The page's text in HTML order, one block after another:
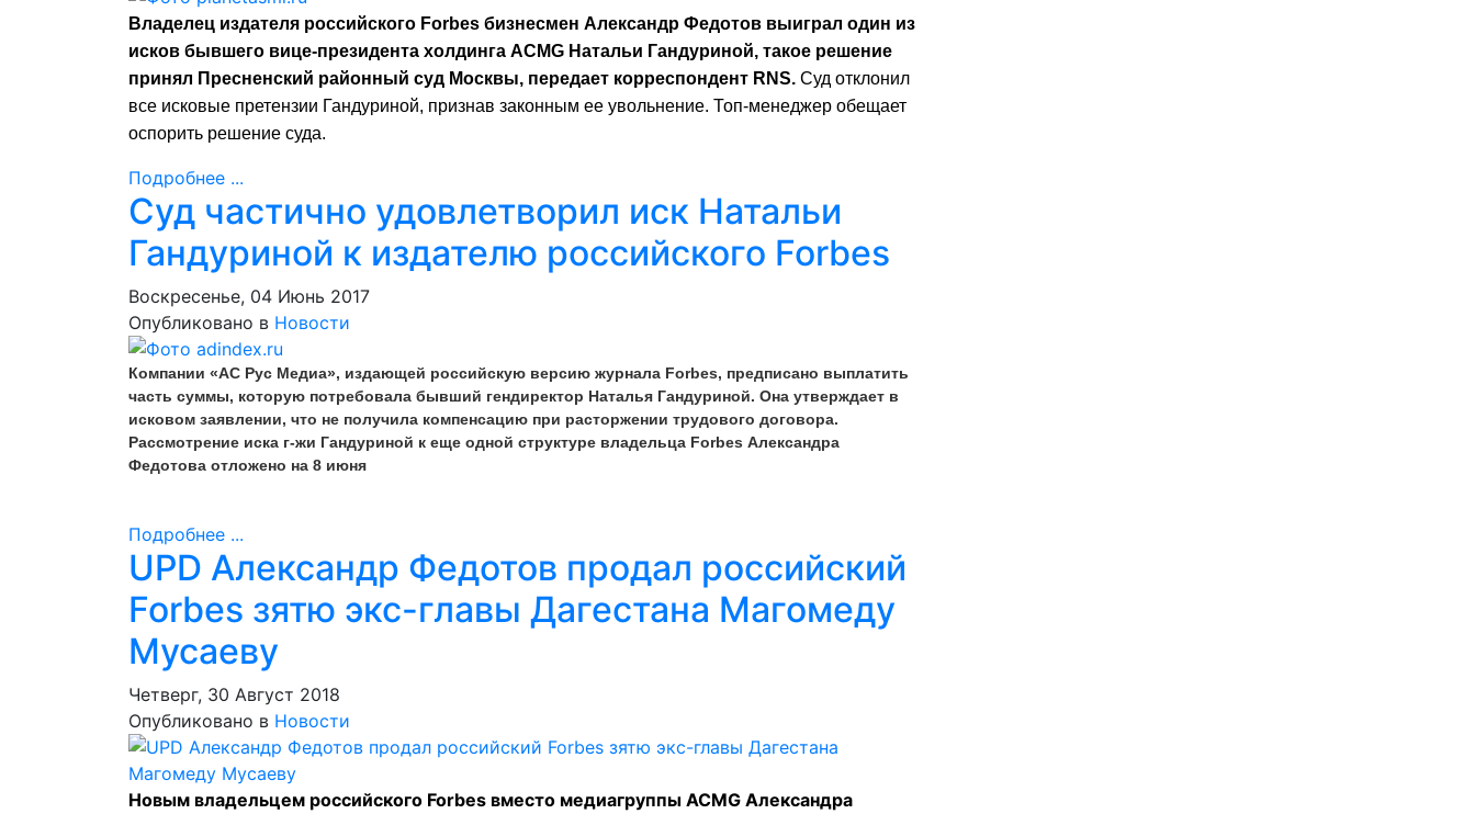
Владелец издателя российского Forbes бизнесмен Александр Федотов выиграл один из
исков бывшего вице-президента холдинга ACMG Натальи Гандуриной, такое решение
принял Пресненский районный суд Москвы, передает корреспондент RNS. Суд отклонил
все исковые претензии Гандуриной, признав законным ее увольнение. Топ-менеджер обещает
оспорить решение суда.
Подробнее ...
Суд частично удовлетворил иск Натальи
Гандуриной к издателю российского Forbes
Воскресенье, 04 Июнь 2017
Опубликовано в Новости
Компании «АС Рус Медиа», издающей российскую версию журнала Forbes, предписано выплатить
часть суммы, которую потребовала бывший гендиректор Наталья Гандуриной. Она утверждает в
исковом заявлении, что не получила компенсацию при расторжении трудового договора.
Рассмотрение иска г-жи Гандуриной к еще одной структуре владельца Forbes Александра
Федотова отложено на 8 июня
Подробнее ...
UPD Александр Федотов продал российский
Forbes зятю экс-главы Дагестана Магомеду
Мусаеву
Четверг, 30 Август 2018
Опубликовано в Новости
Новым владельцем российского Forbes вместо медиагруппы ACMG Александра